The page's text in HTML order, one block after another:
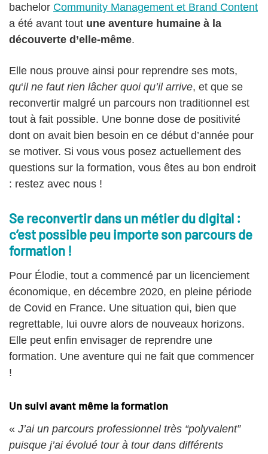
bachelor Community Management et Brand Content
a été avant tout une aventure humaine à la
découverte d’elle-même.
Elle nous prouve ainsi pour reprendre ses mots,
qu‘il ne faut rien lâcher quoi qu’il arrive, et que se
reconvertir malgré un parcours non traditionnel est
tout à fait possible. Une bonne dose de positivité
dont on avait bien besoin en ce début d’année pour
se motiver. Si vous vous posez actuellement des
questions sur la formation, vous êtes au bon endroit
: restez avec nous !
Se reconvertir dans un métier du digital :
c’est possible peu importe son parcours de
formation !
Pour Élodie, tout a commencé par un licenciement
économique, en décembre 2020, en pleine période
de Covid en France. Une situation qui, bien que
regrettable, lui ouvre alors de nouveaux horizons.
Elle peut enfin envisager de reprendre une
formation. Une aventure qui ne fait que commencer
!
Un suivi avant même la formation
« J’ai un parcours professionnel très “polyvalent”
puisque j’ai évolué tour à tour dans différents